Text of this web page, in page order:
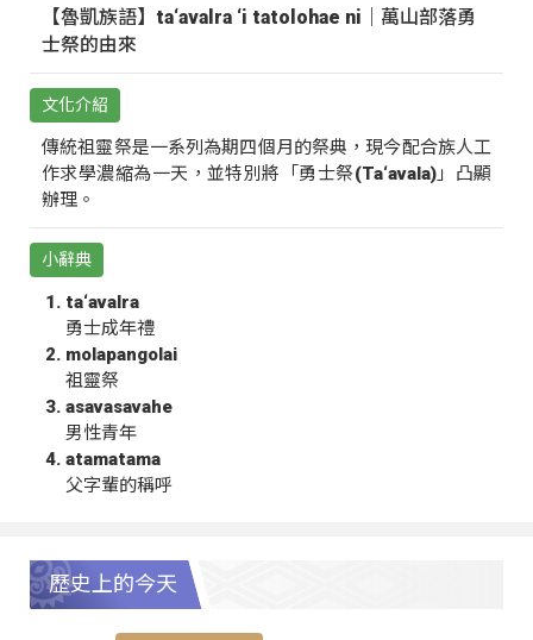
【魯凱族語】ta‘avalra ‘i tatolohae ni｜萬山部落勇
士祭的由來
文化介紹
傳統祖靈祭是一系列為期四個月的祭典，現今配合族人工
作求學濃縮為一天，並特別將「勇士祭(Ta‘avala)」凸顯
辦理。
小辭典
ta‘avalra
勇士成年禮
molapangolai
祖靈祭
asavasavahe
男性青年
atamatama
父字輩的稱呼
歷史上的今天